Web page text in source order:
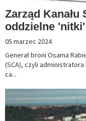
Zarząd
oddzielne
05 marzec 2024
Generał broni Osama
(SCA), czyli
ca...